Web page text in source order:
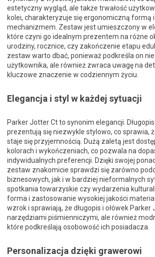
estetyczny wygląd, ale także trwałość
kolei, charakteryzuje się ergonomiczną formą
mechanizmem. Zestaw jest umieszczony w
które czyni go idealnym prezentem na różne
urodziny, rocznice, czy zakończenie etapu
zestaw warto dbać, ponieważ podkreśla on
użytkownika, ale również zwraca uwagę na
kluczowe znaczenie w codziennym życiu.
Elegancja i styl w każdej sytuacji
Parker Jotter Ct to synonim elegancji.
prezentują się niezwykle stylowo, co sprawia,
staje się przyjemnością. Dużą zaletą jest
kolorach i wykończeniach, co pozwala na
indywidualnych preferencji. Dzięki swojej
zestaw znakomicie sprawdzi się zarówno
biznesowych, jak i w bardziej nieformalnych
spotkania towarzyskie czy wydarzenia
forma i zastosowanie wysokiej jakości
wzrok i sprawiają, że długopis i ołówek Parker
narzędziami piśmienniczymi, ale również
które podkreślają osobowość ich posiadacza.
Personalizacja dzięki grawerowi